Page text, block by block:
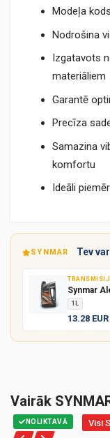
Modeļa
Nodrošina
Izgatavots
materiāliem
Garantē
Precīza
Samazina
komfortu
Ideāli
SYNMAR Tev
Synmar
1L
13.28 EUR
Vairāk
NOLIKTAVĀ Visi